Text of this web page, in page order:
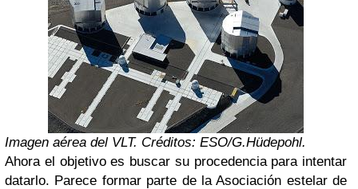
Imagen aérea del VLT. Créditos: ESO/G.Hüdepohl.
Ahora el objetivo es buscar su procedencia para intentar
datarlo. Parece formar parte de la Asociación estelar de